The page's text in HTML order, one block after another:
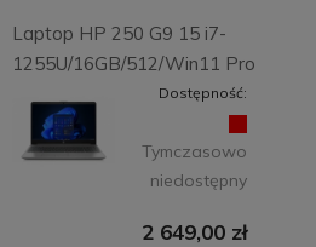
Laptop HP 250 G9 15 i7-
1255U/16GB/512/Win11 Pro
Dostępność:
Tymczasowo
niedostępny
2 649,00 zł